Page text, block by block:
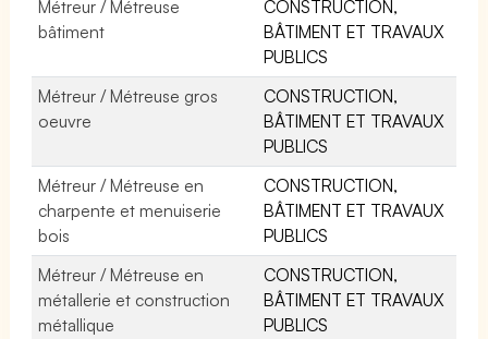
Métreur / Métreuse
bâtiment
CONSTRUCTION,
BÂTIMENT ET TRAVAUX
PUBLICS
Métreur / Métreuse gros
oeuvre
CONSTRUCTION,
BÂTIMENT ET TRAVAUX
PUBLICS
Métreur / Métreuse en
charpente et menuiserie
bois
CONSTRUCTION,
BÂTIMENT ET TRAVAUX
PUBLICS
Métreur / Métreuse en
métallerie et construction
métallique
CONSTRUCTION,
BÂTIMENT ET TRAVAUX
PUBLICS